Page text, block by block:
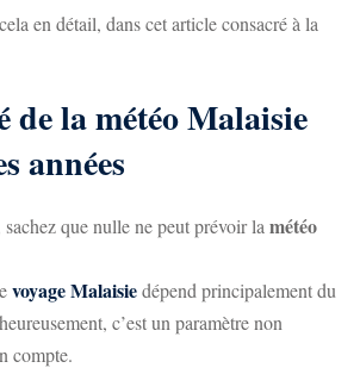
en détail, dans cet article consacré à la
de la météo Malaisie
années
que nulle ne peut prévoir la météo
voyage Malaisiedépend principalement du
c’est un paramètre non
compte.